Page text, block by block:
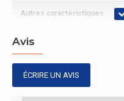
Autres caractéristiques
Batterie intégrée
Contenu de l'emballage
Avis
ÉCRIRE UN AVIS